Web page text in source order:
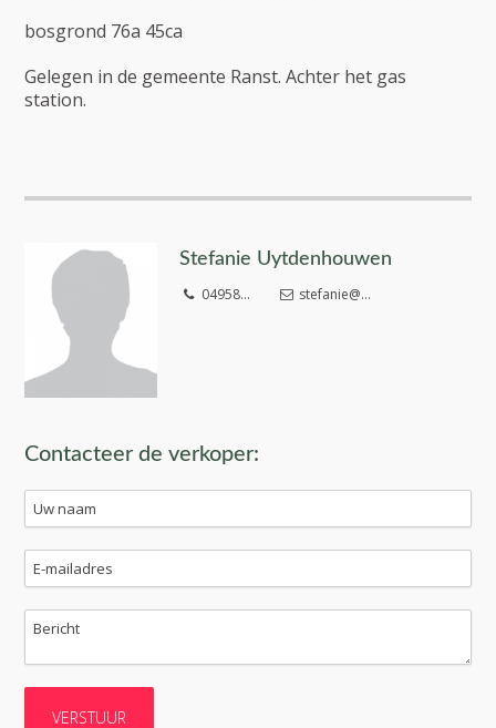
bosgrond 76a 45ca
Gelegen in de gemeente Ranst. Achter het gas
station.
Stefanie Uytdenhouwen
04958... stefanie@...
Contacteer de verkoper: